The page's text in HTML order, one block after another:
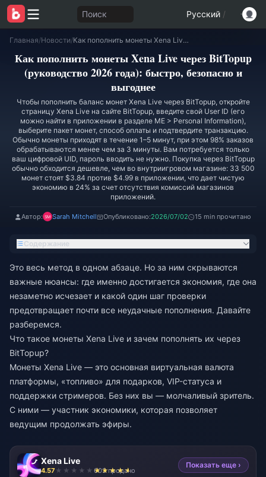
Поиск Русский /
Главная/Новости/ Как пополнить монеты Xena Live через BitTopup (руководство 2026 года): быстро, безопасно и выгоднее
Как пополнить монеты Xena Live через BitTopup
(руководство 2026 года): быстро, безопасно и
выгоднее
Чтобы пополнить баланс монет Xena Live через BitTopup, откройте
страницу Xena Live на сайте BitTopup, введите свой User ID (его
можно найти в приложении в разделе ME > Personal Information),
выберите пакет монет, способ оплаты и подтвердите транзакцию.
Обычно монеты приходят в течение 1–5 минут, при этом 98% заказов
обрабатываются менее чем за 3 минуты. Вам потребуется только
ваш цифровой UID, пароль вводить не нужно. Покупка через BitTopup
обычно обходится дешевле, чем во внутриигровом магазине: 33 500
монет стоят $3.84 против $4.99 в приложении, что дает чистую
экономию в 24% за счет отсутствия комиссий магазинов
приложений.
Автор: Sarah Mitchell Опубликовано:2026/07/02 15 min прочитано
Содержание
Это весь метод в одном абзаце. Но за ним скрываются
важные нюансы: где именно достигается экономия, где она
незаметно исчезает и какой один шаг проверки
предотвращает почти все неудачные пополнения. Давайте
разберемся.
Что такое монеты Xena Live и зачем пополнять их через
BitTopup?
Монеты Xena Live — это основная виртуальная валюта
платформы, «топливо» для подарков, VIP-статуса и
поддержки стримеров. Без них вы — молчаливый зритель.
С ними — участник экономики, которая позволяет
ведущим продолжать эфиры.
Xena Live
4.57 603 продано
Показать еще ›